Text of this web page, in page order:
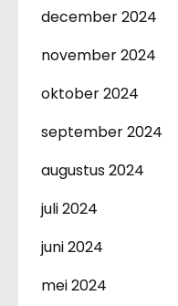
december 2024
november 2024
oktober 2024
september 2024
augustus 2024
juli 2024
juni 2024
mei 2024